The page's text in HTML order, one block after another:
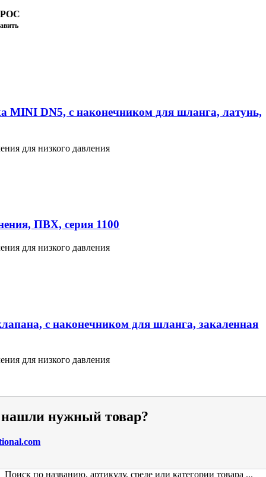
MINI DN5, с наконечником для шланга, латунь,
для низкого давления
ПВХ, серия 1100
для низкого давления
с наконечником для шланга, закаленная
для низкого давления
нужный товар?
Поиск по названию, артикулу, среде или категории товара ...